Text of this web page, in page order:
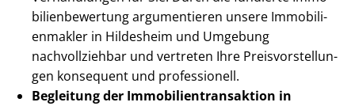
bi­li­en­be­wer­tung argumentieren unsere Im­mo­bi­li­
en­mak­ler in Hildesheim und Umgebung
nachvollziehbar und vertreten Ihre Preis­vor­stel­lun­
gen konsequent und professionell.
Begleitung der Im­mo­bi­li­en­trans­ak­ti­on in